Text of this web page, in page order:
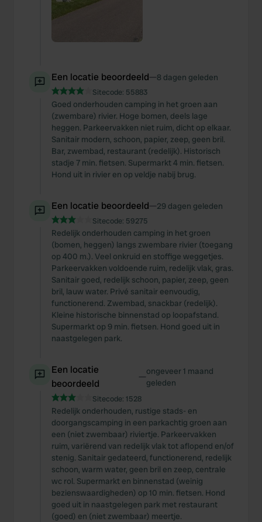
Een locatie beoordeeld—8 dagen geleden
Sitecode: 55883
Goed onderhouden camping in het groen aan
(zwembare) rivier. Hoge bomen, deels lage
heggen. Parkeervakken niet ruim, dicht op elkaar.
Sanitair modern, schoon, papier, zeep, geen bril.
Bar, zwembad, restaurant (redelijk). Historisch
stadje 7 min. fietsen. Supermarkt 4 min. fietsen.
Hond uit in rivier en op veldje nabij brug.
Een locatie beoordeeld—29 dagen geleden
Sitecode: 59275
Redelijk onderhouden camping in het groen
(bomen, heggen) langs zwembare rivier (toegang
op 400 m.). Veel onkruid en stoffige weggetjes.
Parkeervakken voldoende ruim, redelijk vlak, gras.
Sanitair goed, redelijk schoon, papier, zeep, geen
bril, lauw water. Privé sanitair eenvoudig,
functionerend. Zwembad, snackbar (redelijk).
Kleine historische binnenstad op loopafstand.
Supermarkt op 9 min. fietsen. Hond goed uit in
naastgelegen park.
Een locatie
beoordeeld
—ongeveer 1 maand
geleden
Sitecode: 1528
Redelijk onderhouden, rustige stads- en
doorgangscamping in een parkachtig groen aan
een (niet zwembaar) riviertje. Parkeervakken
ruim, variërend van redelijk vlak tot aflopend en/of
stenig. Sanitair gedateerd, functionerend, redelijk
schoon, warm water, geen bril en zeep, centrale
wc rol. Supermarkt en binnenstad (weinig
bezienswaardigheden) op 10 min. fietsen. Hond
goed uit in naastgelegen park met restaurant
(goed) en (niet zwembaar) meertje.